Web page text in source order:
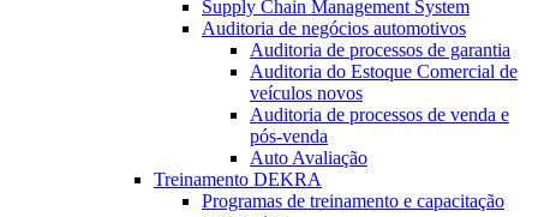
Supply Chain Management System
Auditoria de negócios automotivos
Auditoria de processos de garantia
Auditoria do Estoque Comercial de
veículos novos
Auditoria de processos de venda e
pós-venda
Auto Avaliação
Treinamento DEKRA
Programas de treinamento e capacitação